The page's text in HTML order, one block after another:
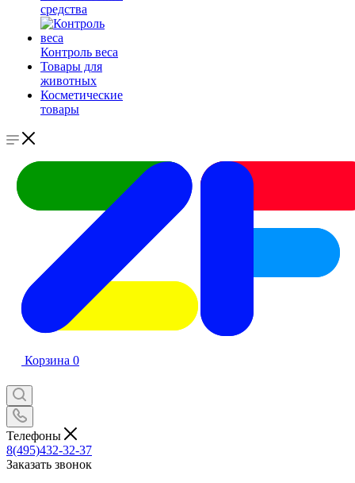
средства
Контроль веса
Товары для
животных
Косметические
товары
Корзина 0
Телефоны
8(495)432-32-37
Заказать звонок